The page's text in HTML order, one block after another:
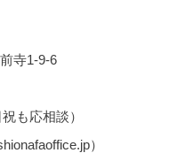
寺1-9-6
も応相談）
）